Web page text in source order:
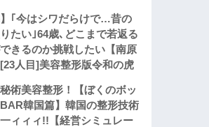
】｢今はシワだらけで…昔の
たい｣64歳､どこまで若返る
きるのか挑戦したい【南原
人目]美容整形版令和の虎
術美容整形！【ぼくのボッ
韓国篇】韓国の整形技術
ィィィ!!【経営シミュレー